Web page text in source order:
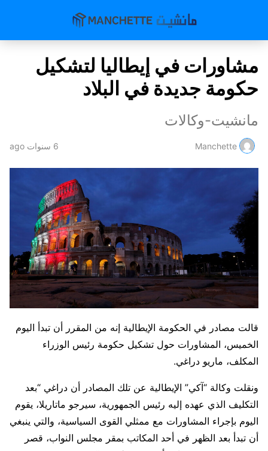
مشاورات في إيطاليا لتشكيل
حكومة جديدة في البلاد
مانشيت-وكالات
Manchette 6 سنوات ago
قالت مصادر في الحكومة الإيطالية إنه من المقرر أن تبدأ اليوم
الخميس، المشاورات حول تشكيل حكومة رئيس الوزراء
المكلف، ماريو دراغي.
ونقلت وكالة “آكي” الإيطالية عن تلك المصادر أن دراغي “بعد
التكليف الذي عهده إليه رئيس الجمهورية، سيرجو ماتاريلا، يقوم
اليوم بإجراء المشاورات مع ممثلي القوى السياسية، والتي ينبغي
أن تبدأ بعد الظهر في أحد المكاتب بمقر مجلس النواب، قصر